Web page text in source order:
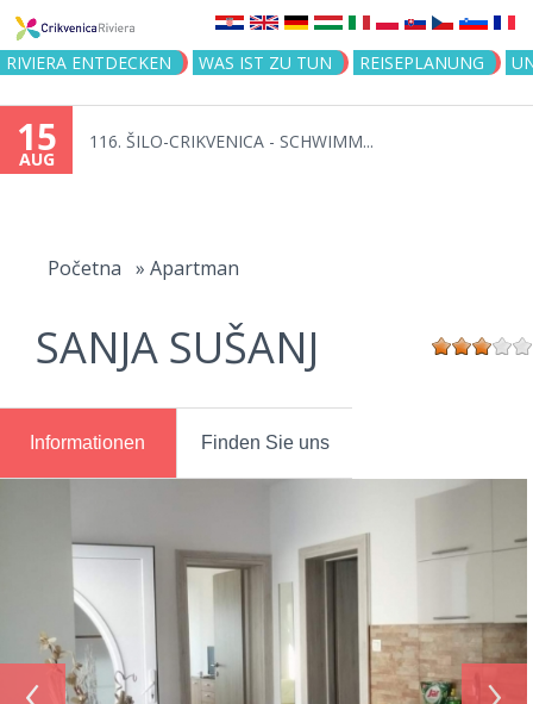
Jump to navigation
RIVIERA ENTDECKEN WAS IST ZU TUN REISEPLANUNG
15
AUG
116. ŠILO-CRIKVENICA - SCHWIMM...
Početna » Apartman
SANJA SUŠANJ
Informationen Finden Sie uns